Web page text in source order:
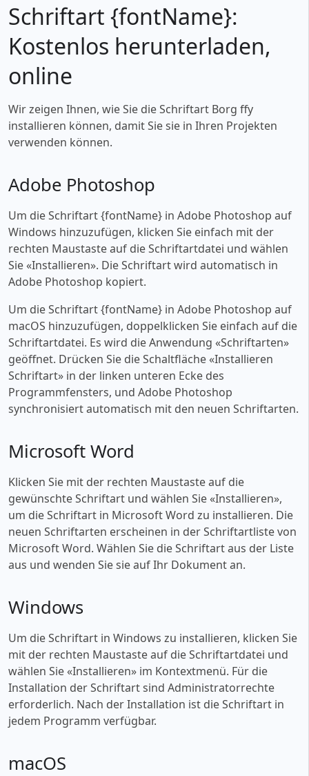
Schriftart {fontName}:
Kostenlos herunterladen,
online
Wir zeigen Ihnen, wie Sie die Schriftart Borg ffy
installieren können, damit Sie sie in Ihren Projekten
verwenden können.
Adobe Photoshop
Um die Schriftart {fontName} in Adobe Photoshop auf
Windows hinzuzufügen, klicken Sie einfach mit der
rechten Maustaste auf die Schriftartdatei und wählen
Sie «‎Installieren». Die Schriftart wird automatisch in
Adobe Photoshop kopiert.
Um die Schriftart {fontName} in Adobe Photoshop auf
macOS hinzuzufügen, doppelklicken Sie einfach auf die
Schriftartdatei. Es wird die Anwendung «‎Schriftarten»
geöffnet. Drücken Sie die Schaltfläche «‎Installieren
Schriftart» in der linken unteren Ecke des
Programmfensters, und Adobe Photoshop
synchronisiert automatisch mit den neuen Schriftarten.
Microsoft Word
Klicken Sie mit der rechten Maustaste auf die
gewünschte Schriftart und wählen Sie «‎Installieren»,
um die Schriftart in Microsoft Word zu installieren. Die
neuen Schriftarten erscheinen in der Schriftartliste von
Microsoft Word. Wählen Sie die Schriftart aus der Liste
aus und wenden Sie sie auf Ihr Dokument an.
Windows
Um die Schriftart in Windows zu installieren, klicken Sie
mit der rechten Maustaste auf die Schriftartdatei und
wählen Sie «‎Installieren» im Kontextmenü. Für die
Installation der Schriftart sind Administratorrechte
erforderlich. Nach der Installation ist die Schriftart in
jedem Programm verfügbar.
macOS